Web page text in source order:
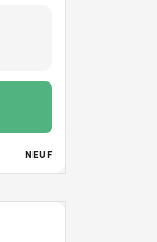
NEUF